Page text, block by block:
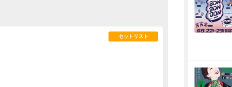
セットリスト